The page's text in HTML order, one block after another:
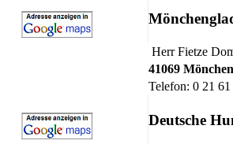
Herr Fietze
41069
Telefon: 0 21
Deutsche